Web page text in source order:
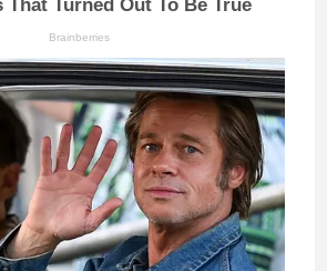
Turned Out To Be True
Brainberries